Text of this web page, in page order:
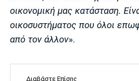
Μονακό
οικονομική μας κατάσταση.
οικοσυστήματος που όλοι
από τον άλλον».
Διαβάστε Επίσης